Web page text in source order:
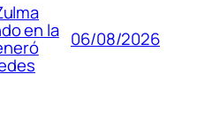
en la 06/08/2026